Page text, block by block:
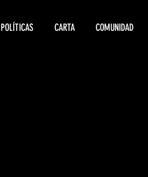
POLÍTICAS CARTA COMUNIDAD